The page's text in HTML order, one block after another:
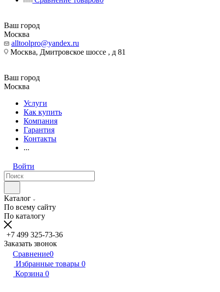
Ваш город
Москва
alltoolpro@yandex.ru
Москва, Дмитровское шоссе , д 81
Ваш город
Москва
Услуги
Как купить
Компания
Гарантия
Контакты
...
Войти
Каталог
По всему сайту
По каталогу
+7 499 325-73-36
Заказать звонок
Сравнение0
Избранные товары 0
Корзина 0